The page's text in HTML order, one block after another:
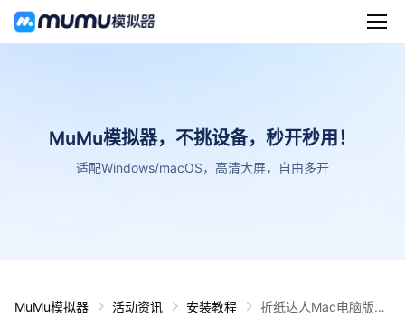
MuMu模拟器，不挑设备，秒开秒用！
适配Windows/macOS，高清大屏，自由多开
MuMu模拟器 活动资讯 安装教程
折纸达人Mac电脑版下